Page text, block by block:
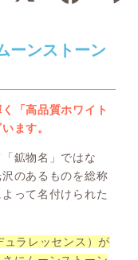
ーンストーン
「高品質ホワイト
ます。
鉱物名」ではな
のあるものを総称
って名付けられた
ラレッセンス）が